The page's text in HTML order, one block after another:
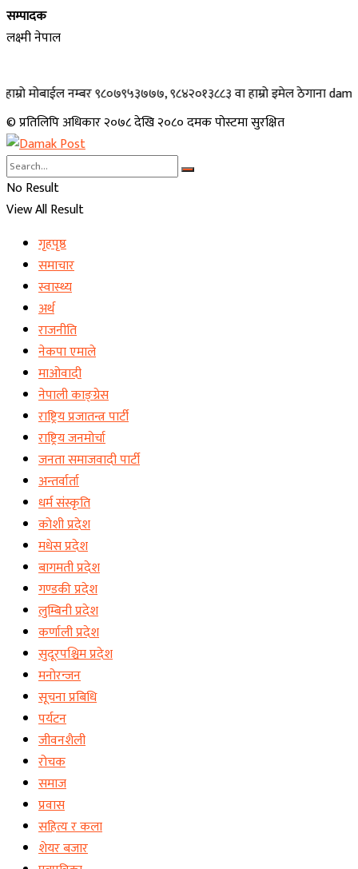
सम्पादक
लक्ष्मी नेपाल
नम्बर ९८०७९५३७७७, ९८४२०१३८८३ वा हाम्रो इमेल ठेगाना
© प्रतिलिपि अधिकार २०७८ देखि २०८० दमक पोस्टमा सुरक्षित
No Result
View All Result
गृहपृष्ठ
समाचार
स्वास्थ्य
अर्थ
राजनीति
नेकपा एमाले
माओवादी
नेपाली काङ्ग्रेस
राष्ट्रिय प्रजातन्त्र पार्टी
राष्ट्रिय जनमोर्चा
जनता समाजवादी पार्टी
अन्तर्वार्ता
धर्म संस्कृति
कोशी प्रदेश
मधेस प्रदेश
बागमती प्रदेश
गण्डकी प्रदेश
लुम्बिनी प्रदेश
कर्णाली प्रदेश
सुदूरपश्चिम प्रदेश
मनोरन्जन
सूचना प्रबिधि
पर्यटन
जीवनशैली
रोचक
समाज
प्रवास
सहित्य र कला
शेयर बजार